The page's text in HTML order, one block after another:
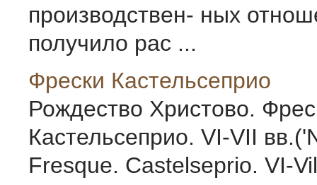
производствен- ных
получило рас ...
Фрески Кастельсеприо
Рождество Христово.
Кастельсеприо. VI-VII
Fresque. Castelseprio. VI-